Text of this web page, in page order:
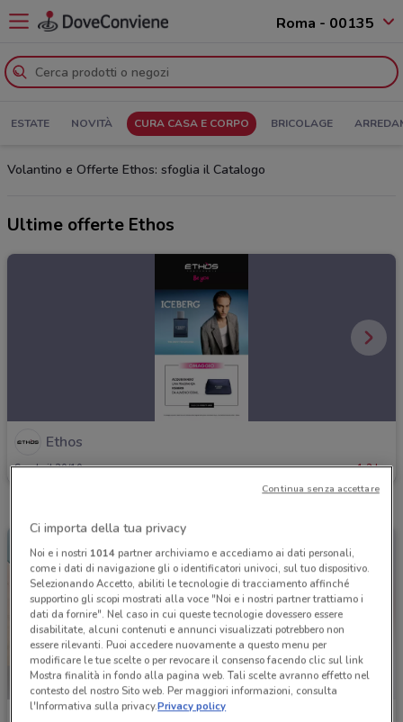
Roma - 00135
ESTATE NOVITÀ CURA CASA E CORPO BRICOLAGE
Volantino e Offerte Ethos: sfoglia il Catalogo
Ultime offerte Ethos
Ethos
Scade il 30/10 1.2 km
Ci importa della tua privacy
Noi e i nostri 1014partner archiviamo e accediamo ai dati personali,
come i dati di navigazione gli o identificatori univoci, sul tuo dispositivo.
Selezionando Accetto, abiliti le tecnologie di tracciamento affinché
supportino gli scopi mostrati alla voce "Noi e i nostri partner trattiamo i
dati da fornire". Nel caso in cui queste tecnologie dovessero essere
disabilitate, alcuni contenuti e annunci visualizzati potrebbero non
essere rilevanti. Puoi accedere nuovamente a questo menu per
modificare le tue scelte o per revocare il consenso facendo clic sul link
Mostra finalità in fondo alla pagina web. Tali scelte avranno effetto nel
contesto del nostro Sito web. Per maggiori informazioni, consulta
l'Informativa sulla privacy.Privacy policy
Continua senza accettare